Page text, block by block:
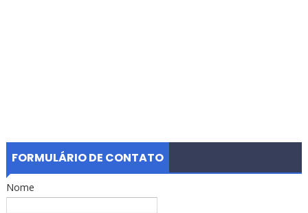
FORMULÁRIO DE CONTATO
Nome